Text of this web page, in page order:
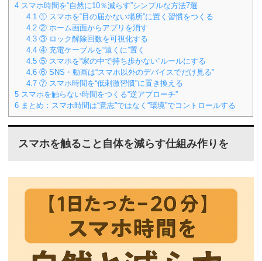
4 スマホ時間を“自然に10％減らす”シンプルな方法7選
4.1 ① スマホを“目の届かない場所”に置く習慣をつくる
4.2 ② ホーム画面からアプリを消す
4.3 ③ ロック解除回数を可視化する
4.4 ④ 充電ケーブルを“遠くに”置く
4.5 ⑤ スマホを“家の中で持ち歩かない”ルールにする
4.6 ⑥ SNS・動画は“スマホ以外のデバイスでだけ見る”
4.7 ⑦ スマホ時間を“低刺激習慣”に置き換える
5 スマホを触らない時間をつくる“逆アプローチ”
6 まとめ：スマホ時間は“意志”ではなく“環境”でコントロールする
スマホを触ること自体を減らす仕組み作りを